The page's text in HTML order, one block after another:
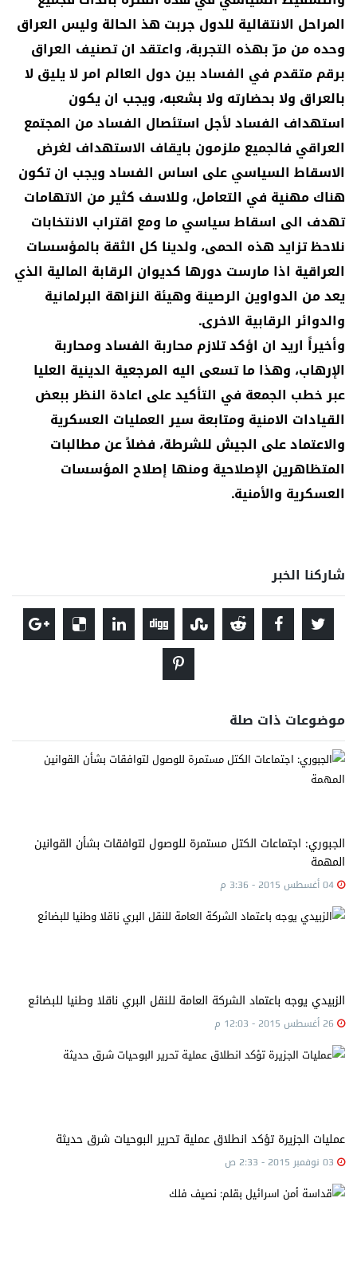
المراحل الانتقالية للدول جربت هذ الحالة وليس العراق
وحده من مرّ بهذه التجربة، واعتقد ان تصنيف العراق
برقم متقدم في الفساد بين دول العالم امر لا يليق لا
بالعراق ولا بحضارته ولا بشعبه، ويجب ان يكون
استهداف الفساد لأجل استئصال الفساد من المجتمع
العراقي فالجميع ملزمون بايقاف الاستهداف لغرض
الاسقاط السياسي على اساس الفساد ويجب ان تكون
هناك مهنية في التعامل، وللاسف كثير من الاتهامات
تهدف الى اسقاط سياسي ما ومع اقتراب الانتخابات
نلاحظ تزايد هذه الحمى، ولدينا كل الثقة بالمؤسسات
العراقية اذا مارست دورها كديوان الرقابة المالية الذي
يعد من الدواوين الرصينة وهيئة النزاهة البرلمانية
والدوائر الرقابية الاخرى.
وأخيراً اريد ان اؤكد تلازم محاربة الفساد ومحاربة
الإرهاب، وهذا ما تسعى اليه المرجعية الدينية العليا
عبر خطب الجمعة في التأكيد على اعادة النظر ببعض
القيادات الامنية ومتابعة سير العمليات العسكرية
والاعتماد على الجيش للشرطة، فضلاً عن مطالبات
المتظاهرين الإصلاحية ومنها إصلاح المؤسسات
العسكرية والأمنية.
شاركنا الخبر
موضوعات ذات صلة
الجبوري: اجتماعات الكتل مستمرة للوصول لتوافقات بشأن القوانين
المهمة
الزبيدي يوجه باعتماد الشركة العامة للنقل البري ناقلا وطنيا للبضائع
عمليات الجزيرة تؤكد انطلاق عملية تحرير البوحيات شرق حديثة